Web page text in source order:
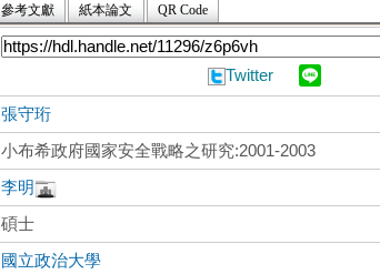
參考文獻 紙本論文 QR Code
Twitter
張守珩
小布希政府國家安全戰略之研究:2001-2003
李明
碩士
國立政治大學